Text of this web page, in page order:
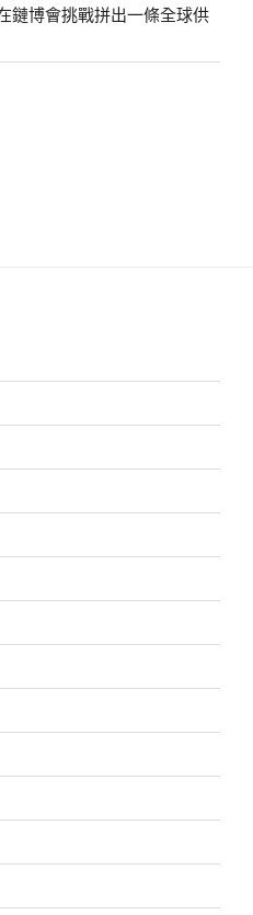
鏈博會挑戰拼出一條全球供